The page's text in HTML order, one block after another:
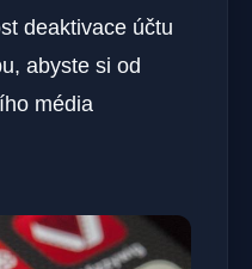
deaktivace účtu
abyste si od
média